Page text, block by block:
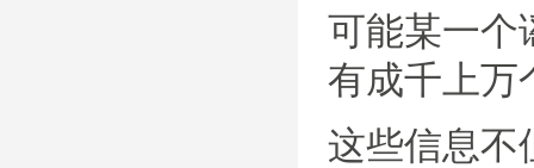
可能某一个
有成千上万
这些信息不